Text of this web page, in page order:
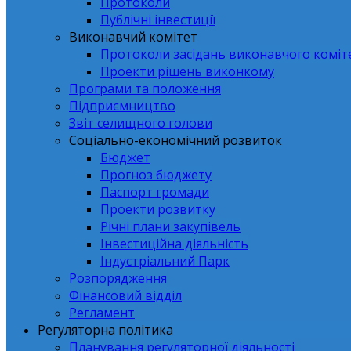
Публічні інвестиції
Виконавчий комітет
Протоколи засідань виконавчого
Проекти рішень виконкому
Програми та положення
Підприємництво
Звіт селищного голови
Соціально-економічний розвиток
Бюджет
Прогноз бюджету
Паспорт громади
Проекти розвитку
Річні плани закупівель
Інвестиційна діяльність
Індустріальний Парк
Розпорядження
Фінансовий відділ
Регламент
Регуляторна політика
Планування регуляторної діяльності